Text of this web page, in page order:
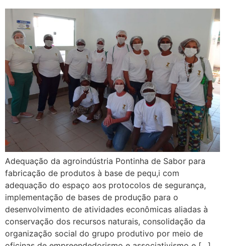
Adequação da agroindústria Pontinha de Sabor para
fabricação de produtos à base de pequ,i com
adequação do espaço aos protocolos de segurança,
implementação de bases de produção para o
desenvolvimento de atividades econômicas aliadas à
conservação dos recursos naturais, consolidação da
organização social do grupo produtivo por meio de